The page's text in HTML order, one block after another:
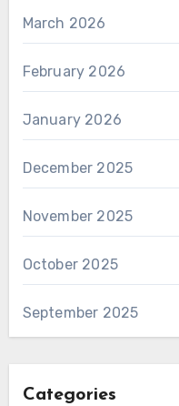
March 2026
February 2026
January 2026
December 2025
November 2025
October 2025
September 2025
Categories